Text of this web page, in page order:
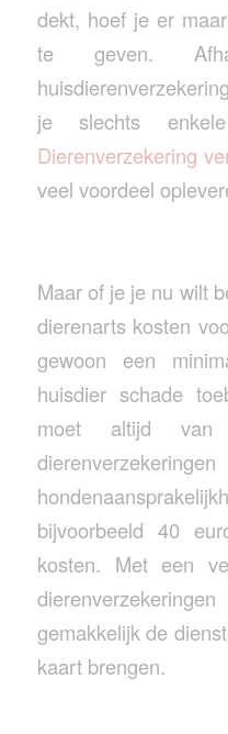
dekt, hoef je er
te geven.
je slechts
Dierenverzekering
veel voordeel
Maar of je je nu wilt
dierenarts kosten
gewoon een
huisdier schade
moet altijd van
bijvoorbeeld 40
kosten. Met een
gemakkelijk de
kaart brengen.